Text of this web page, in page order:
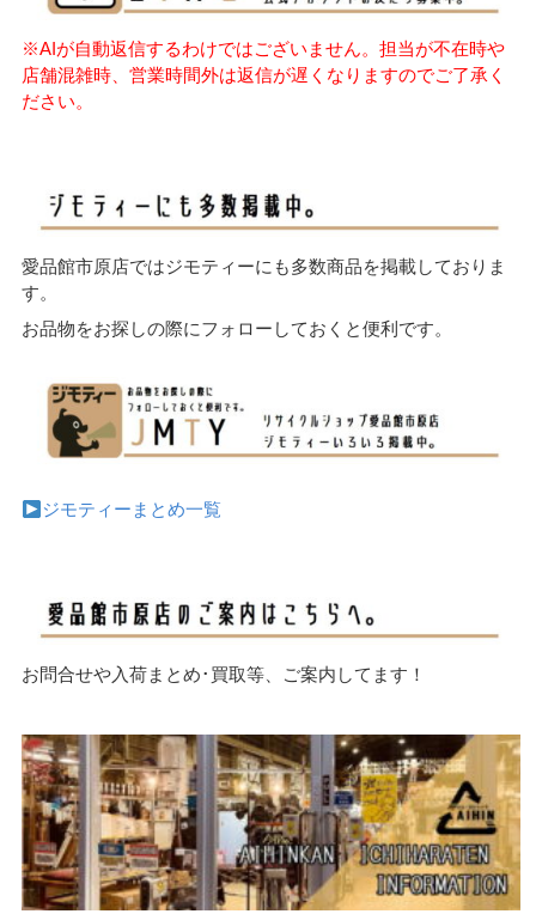
※AIが自動返信するわけではございません。担当が不在時や
店舗混雑時、営業時間外は返信が遅くなりますのでご了承く
ださい。
愛品館市原店ではジモティーにも多数商品を掲載しておりま
す。
お品物をお探しの際にフォローしておくと便利です。
ジモティーまとめ一覧
お問合せや入荷まとめ･買取等、ご案内してます！